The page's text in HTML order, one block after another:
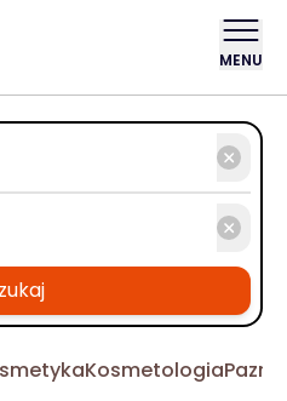
MENU
Kosmetologia